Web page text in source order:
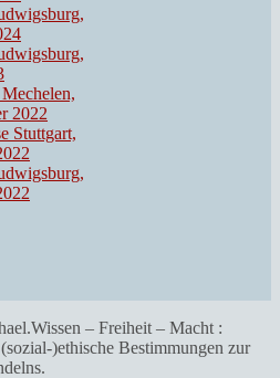
2022
Stuttgart,
– Freiheit – Macht :
)ethische Bestimmungen zur